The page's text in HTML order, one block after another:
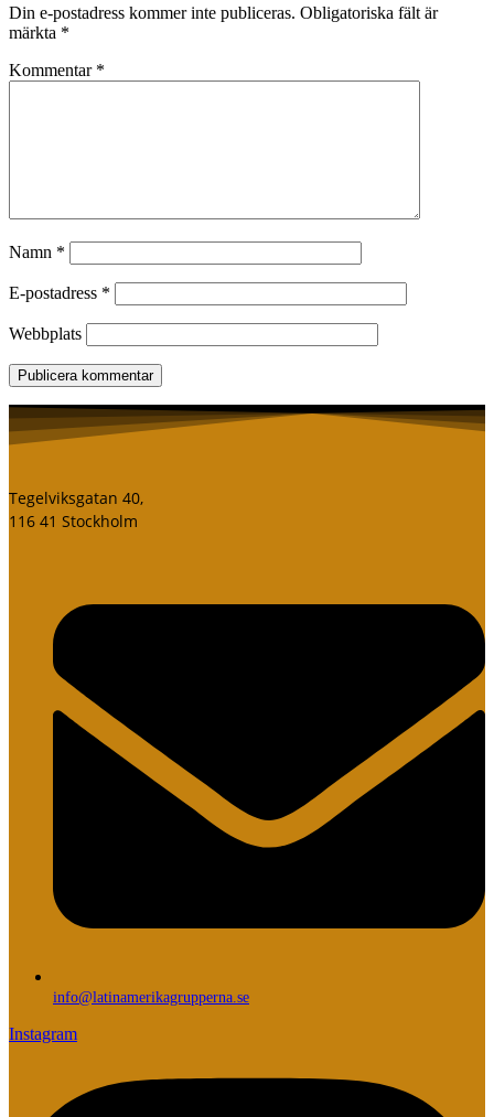
Din e-postadress kommer inte publiceras. Obligatoriska fält är
märkta *
Kommentar *
Namn *
E-postadress *
Webbplats
Tegelviksgatan 40,
116 41 Stockholm
info@latinamerikagrupperna.se
Instagram